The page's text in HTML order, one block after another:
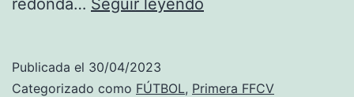
redonda… Seguir leyendo
coloca
Publicada el 30/04/2023
Categorizado como FÚTBOL, Primera FFCV